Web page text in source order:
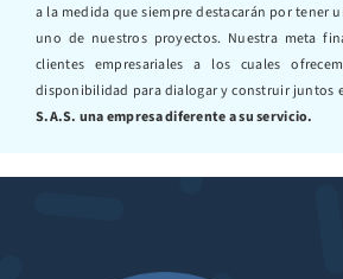
a la medida que siempre destacarán por tener
uno de nuestros proyectos. Nuestra meta
clientes empresariales a los cuales
disponibilidad para dialogar y construir juntos
S.A.S. una empresa diferente a su servicio.